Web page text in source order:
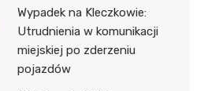
Wypadek na Kleczkowie:
Utrudnienia w komunikacji
miejskiej po zderzeniu
pojazdów